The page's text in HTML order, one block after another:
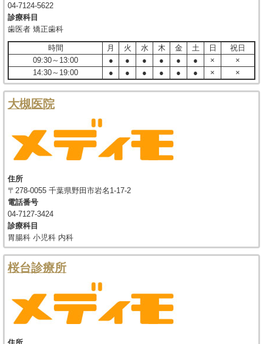
04-7124-5622
診療科目
歯医者 矯正歯科
時間 月 火 水 木 金 土 日
祝日
09:30～13:00
● ● ● ● ● ● ×
×
14:30～19:00
● ● ● ● ● ● × ×
大槻医院
住所
〒278-0055 千葉県野田市岩名1-17-2
電話番号
04-7127-3424
診療科目
胃腸科 小児科 内科
桜台診療所